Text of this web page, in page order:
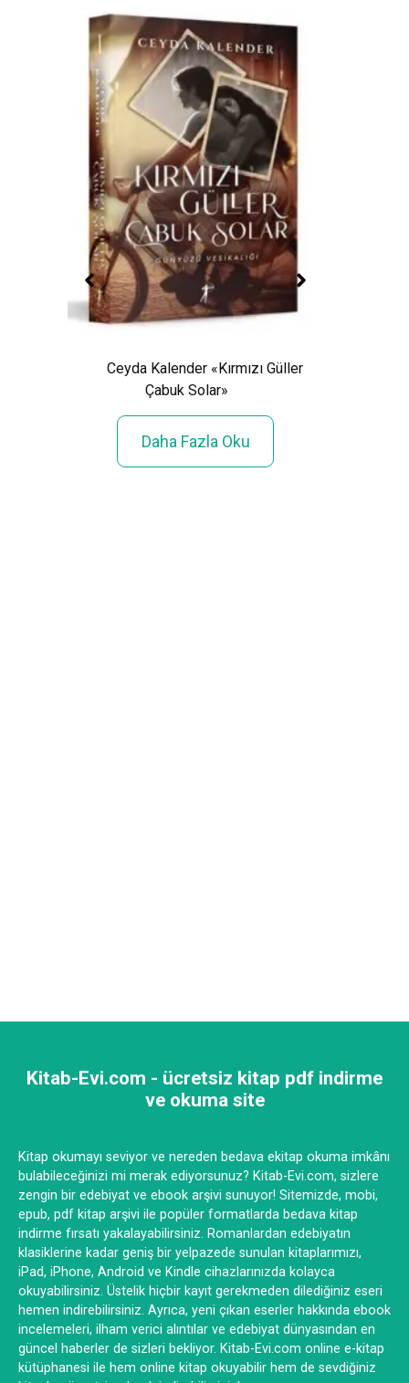
Ceyda Kalender «Kırmızı Güller
Çabuk Solar»
Daha Fazla Oku
Kitab-Evi.com - ücretsiz kitap pdf indirme
ve okuma site
Kitap okumayı seviyor ve nereden bedava ekitap okuma imkânı
bulabileceğinizi mi merak ediyorsunuz? Kitab-Evi.com, sizlere
zengin bir edebiyat ve ebook arşivi sunuyor! Sitemizde, mobi,
epub, pdf kitap arşivi ile popüler formatlarda bedava kitap
indirme fırsatı yakalayabilirsiniz. Romanlardan edebiyatın
klasiklerine kadar geniş bir yelpazede sunulan kitaplarımızı,
iPad, iPhone, Android ve Kindle cihazlarınızda kolayca
okuyabilirsiniz. Üstelik hiçbir kayıt gerekmeden dilediğiniz eseri
hemen indirebilirsiniz. Ayrıca, yeni çıkan eserler hakkında ebook
incelemeleri, ilham verici alıntılar ve edebiyat dünyasından en
güncel haberler de sizleri bekliyor. Kitab-Evi.com online e-kitap
kütüphanesi ile hem online kitap okuyabilir hem de sevdiğiniz